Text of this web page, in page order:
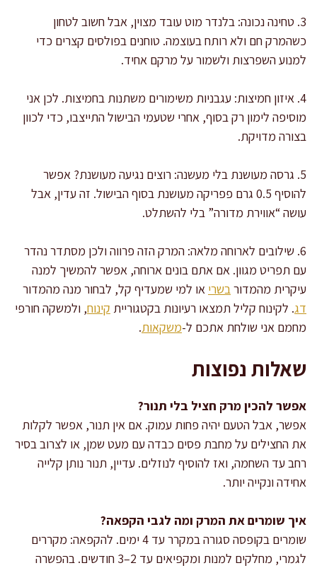
3. טחינה נכונה: בלנדר מוט עובד מצוין, אבל חשוב לטחון
כשהמרק חם ולא רותח בעוצמה. טוחנים בפולסים קצרים כדי
למנוע השפרצות ולשמור על מרקם אחיד.
4. איזון חמיצות: עגבניות משימורים משתנות בחמיצות. לכן אני
מוסיפה לימון רק בסוף, אחרי שטעמי הבישול התייצבו, כדי לכוון
בצורה מדויקת.
5. גרסה מעושנת בלי מעשנה: רוצים נגיעה מעושנת? אפשר
להוסיף 0.5 גרם פפריקה מעושנת בסוף הבישול. זה עדין, אבל
עושה “אווירת מדורה” בלי להשתלט.
6. שילובים לארוחה מלאה: המרק הזה פרווה ולכן מסתדר נהדר
עם תפריט מגוון. אם אתם בונים ארוחה, אפשר להמשיך למנה
עיקרית מהמדורבשרי או למי שמעדיף קל, לבחור מנה מהמדור
דג. לקינוח קליל תמצאו רעיונות בקטגוריית קינוח, ולמשקה חורפי
מחמם אני שולחת אתכם ל-משקאות.
שאלות נפוצות
אפשר להכין מרק חציל בלי תנור?
אפשר, אבל הטעם יהיה פחות עמוק. אם אין תנור, אפשר לקלות
את החצילים על מחבת פסים כבדה עם מעט שמן, או לצרוב בסיר
רחב עד השחמה, ואז להוסיף לנוזלים. עדיין, תנור נותן קלייה
אחידה ונקייה יותר.
איך שומרים את המרק ומה לגבי הקפאה?
שומרים בקופסה סגורה במקרר עד 4 ימים. להקפאה: מקררים
לגמרי, מחלקים למנות ומקפיאים עד 2–3 חודשים. בהפשרה